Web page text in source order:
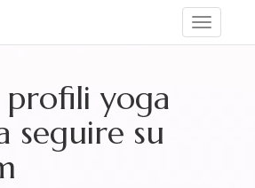
Toggle
yoga
seguire su